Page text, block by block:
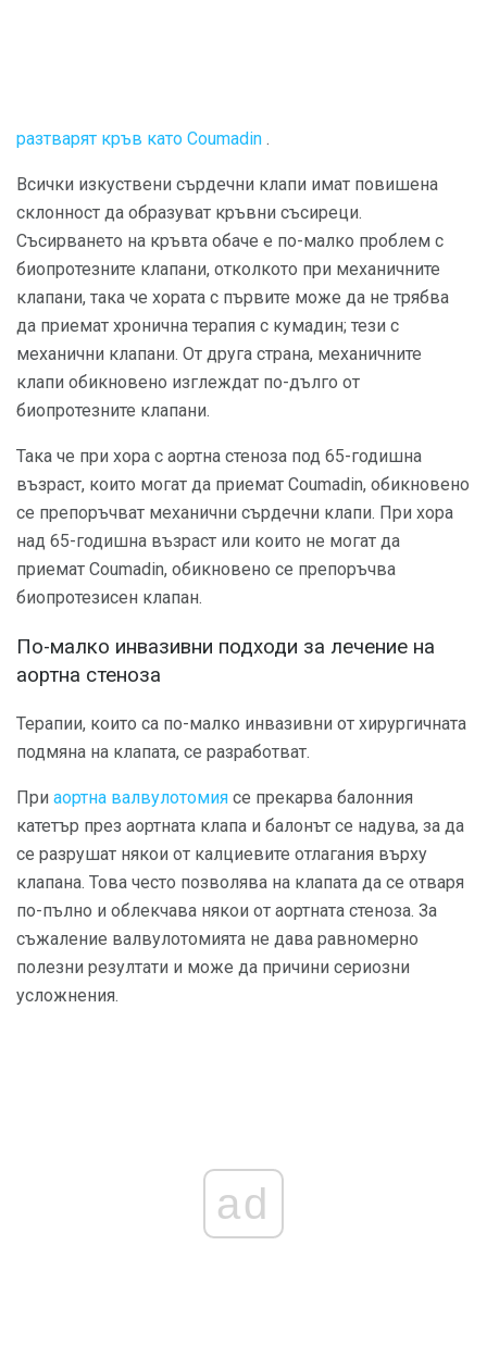
разтварят кръв като Coumadin .
Всички изкуствени сърдечни клапи имат повишена
склонност да образуват кръвни съсиреци.
Съсирването на кръвта обаче е по-малко проблем с
биопротезните клапани, отколкото при механичните
клапани, така че хората с първите може да не трябва
да приемат хронична терапия с кумадин; тези с
механични клапани. От друга страна, механичните
клапи обикновено изглеждат по-дълго от
биопротезните клапани.
Така че при хора с аортна стеноза под 65-годишна
възраст, които могат да приемат Coumadin, обикновено
се препоръчват механични сърдечни клапи. При хора
над 65-годишна възраст или които не могат да
приемат Coumadin, обикновено се препоръчва
биопротезисен клапан.
По-малко инвазивни подходи за лечение на
аортна стеноза
Терапии, които са по-малко инвазивни от хирургичната
подмяна на клапата, се разработват.
При аортна валвулотомия се прекарва балонния
катетър през аортната клапа и балонът се надува, за да
се разрушат някои от калциевите отлагания върху
клапана. Това често позволява на клапата да се отваря
по-пълно и облекчава някои от аортната стеноза. За
съжаление валвулотомията не дава равномерно
полезни резултати и може да причини сериозни
усложнения.
ad